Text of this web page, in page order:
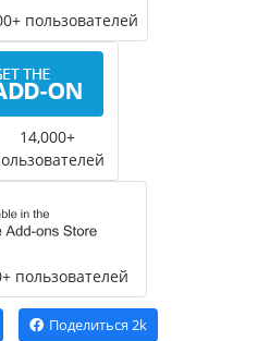
пользователей
14,000+
пользователей
Поделиться 2k